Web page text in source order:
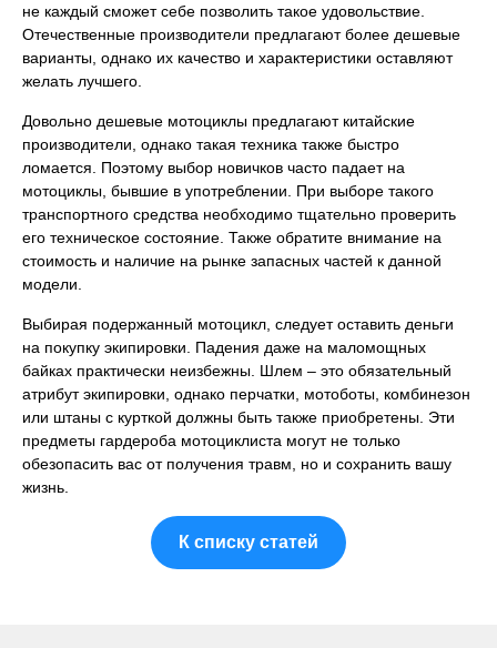
не каждый сможет себе позволить такое удовольствие.
Отечественные производители предлагают более дешевые
варианты, однако их качество и характеристики оставляют
желать лучшего.
Довольно дешевые мотоциклы предлагают китайские
производители, однако такая техника также быстро
ломается. Поэтому выбор новичков часто падает на
мотоциклы, бывшие в употреблении. При выборе такого
транспортного средства необходимо тщательно проверить
его техническое состояние. Также обратите внимание на
стоимость и наличие на рынке запасных частей к данной
модели.
Выбирая подержанный мотоцикл, следует оставить деньги
на покупку экипировки. Падения даже на маломощных
байках практически неизбежны. Шлем – это обязательный
атрибут экипировки, однако перчатки, мотоботы, комбинезон
или штаны с курткой должны быть также приобретены. Эти
предметы гардероба мотоциклиста могут не только
обезопасить вас от получения травм, но и сохранить вашу
жизнь.
К списку статей